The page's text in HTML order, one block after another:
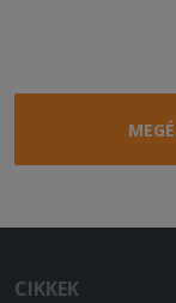
CIKKEK